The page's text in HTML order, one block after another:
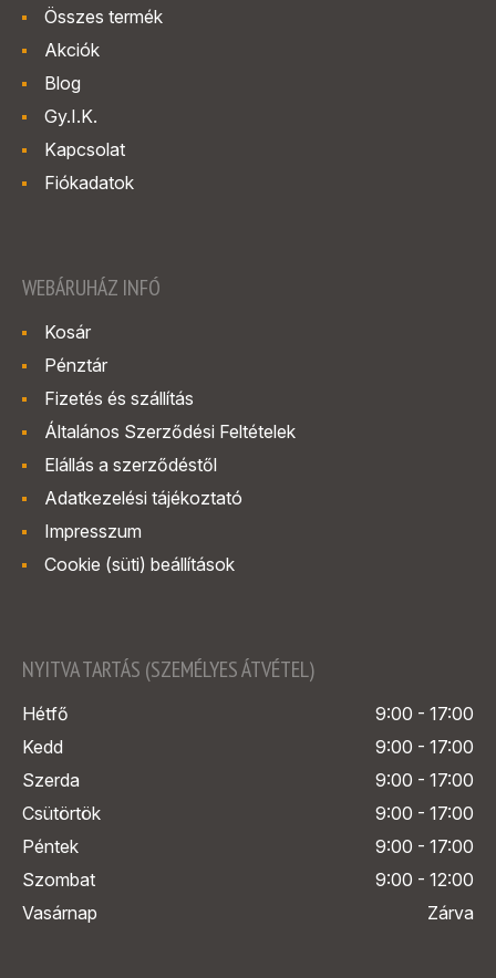
Összes termék
Akciók
Blog
Gy.I.K.
Kapcsolat
Fiókadatok
WEBÁRUHÁZ INFÓ
Kosár
Pénztár
Fizetés és szállítás
Általános Szerződési Feltételek
Elállás a szerződéstől
Adatkezelési tájékoztató
Impresszum
Cookie (süti) beállítások
NYITVA TARTÁS (SZEMÉLYES ÁTVÉTEL)
Hétfő
9:00 - 17:00
Kedd
9:00 - 17:00
Szerda
9:00 - 17:00
Csütörtök
9:00 - 17:00
Péntek
9:00 - 17:00
Szombat
9:00 - 12:00
Vasárnap
Zárva